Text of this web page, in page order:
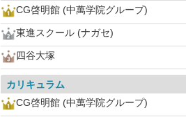
CG啓明館 (中萬学院グループ)
東進スクール (ナガセ)
四谷大塚
カリキュラム
CG啓明館 (中萬学院グループ)